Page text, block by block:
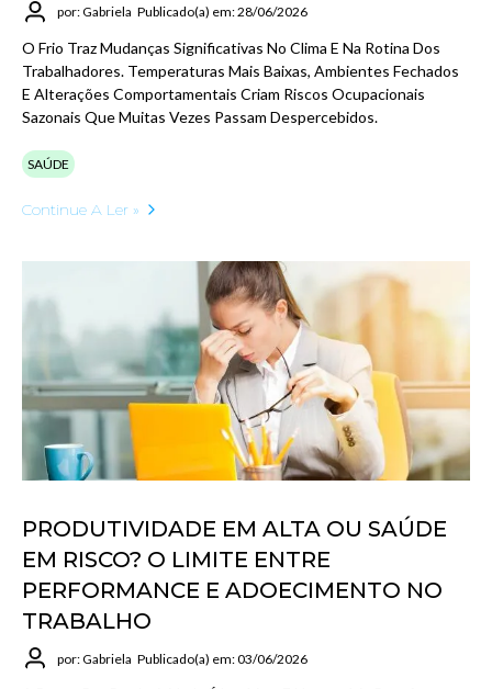
por: Gabriela Publicado(a) em: 28/06/2026
O Frio Traz Mudanças Significativas No Clima E Na Rotina Dos
Trabalhadores. Temperaturas Mais Baixas, Ambientes Fechados
E Alterações Comportamentais Criam Riscos Ocupacionais
Sazonais Que Muitas Vezes Passam Despercebidos.
SAÚDE
Continue A Ler »
PRODUTIVIDADE EM ALTA OU SAÚDE
EM RISCO? O LIMITE ENTRE
PERFORMANCE E ADOECIMENTO NO
TRABALHO
por: Gabriela Publicado(a) em: 03/06/2026